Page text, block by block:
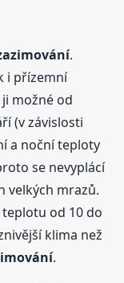
.
i přízemní
možné od
(v závislosti
a noční teploty
se nevyplácí
velkých mrazů.
od 10 do
klima než
.